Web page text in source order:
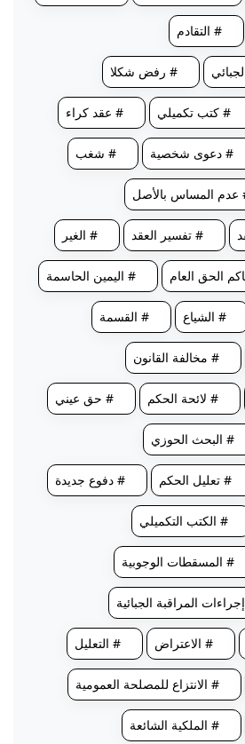
# التقادم
# رفض شكلا
# كتب تكميلي # عقد كراء
# دعوى شخصية # شغب
عدم المساس بالأصل
# تفسير العقد # الغير
الحق العام # اليمين الحاسمة
# الشياع # القسمة
# مخالفة القانون
# لائحة الحكم # حق عيني
# البحث الحوزي
# تعليل الحكم # دفوع جديدة
# الكتب التكميلي
# المسقطات الوجوبية
المراقبة الجبائية
# الاعتراض # التعليل
# الانتزاع للمصلحة العمومية
# الملكية الشائعة